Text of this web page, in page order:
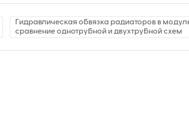
Гидравлическая обвязка радиаторов в
сравнение однотрубной и двухтрубной схем